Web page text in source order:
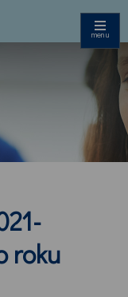
menu
roku